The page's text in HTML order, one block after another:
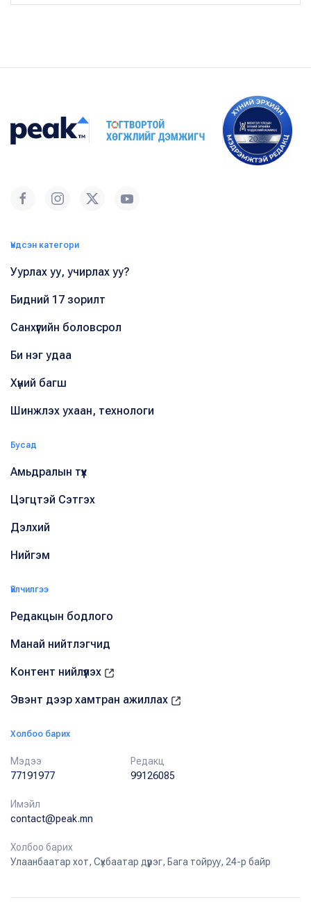
Үндсэн категори
Уурлах уу, учирлах уу?
Бидний 17 зорилт
Санхүүгийн боловсрол
Би нэг удаа
Хүний багш
Шинжлэх ухаан, технологи
Бусад
Амьдралын түүх
Цэгцтэй Сэтгэх
Дэлхий
Нийгэм
Үйлчилгээ
Редакцын бодлого
Манай нийтлэгчид
Контент нийлүүлэх
Эвэнт дээр хамтран ажиллах
Холбоо барих
Мэдээ
77191977
Редакц
99126085
Имэйл
contact@peak.mn
Холбоо барих
Улаанбаатар хот, Сүхбаатар дүүрэг, Бага тойруу, 24-р байр